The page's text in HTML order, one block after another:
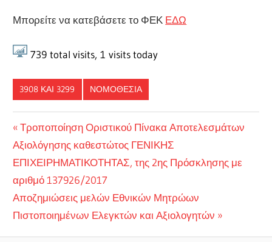
Μπορείτε να κατεβάσετε το ΦΕΚ ΕΔΩ
739 total visits, 1 visits today
3908 ΚΑΙ 3299 ΝΟΜΟΘΕΣΙΑ
Πλοήγηση
άρθρων
Previous
Post:
Τροποποίηση Οριστικού Πίνακα Αποτελεσμάτων
Αξιολόγησης καθεστώτος ΓΕΝΙΚΗΣ
ΕΠΙΧΕΙΡΗΜΑΤΙΚΟΤΗΤΑΣ, της 2ης Πρόσκλησης με
αριθμό 137926/2017
Next
Post:
Αποζημιώσεις μελών Εθνικών Μητρώων
Πιστοποιημένων Ελεγκτών και Αξιολογητών